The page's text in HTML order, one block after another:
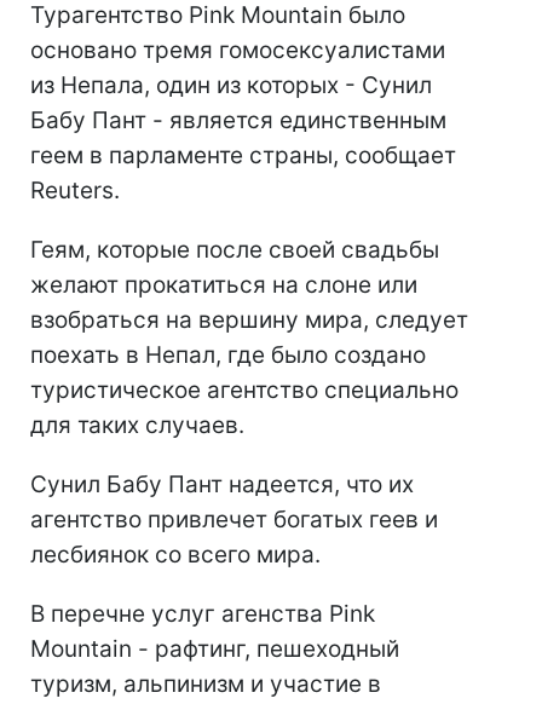
Турагентство Pink Mountain было
основано тремя гомосексуалистами
из Непала, один из которых - Сунил
Бабу Пант - является единственным
геем в парламенте страны, сообщает
Reuters.
Геям, которые после своей свадьбы
желают прокатиться на слоне или
взобраться на вершину мира, следует
поехать в Непал, где было создано
туристическое агентство специально
для таких случаев.
Сунил Бабу Пант надеется, что их
агентство привлечет богатых геев и
лесбиянок со всего мира.
В перечне услуг агенства Pink
Mountain - рафтинг, пешеходный
туризм, альпинизм и участие в